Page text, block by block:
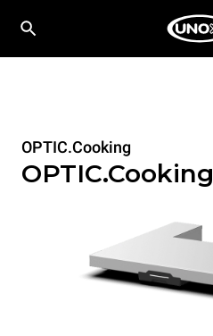
OPTIC.Cooking
OPTIC.Cooking